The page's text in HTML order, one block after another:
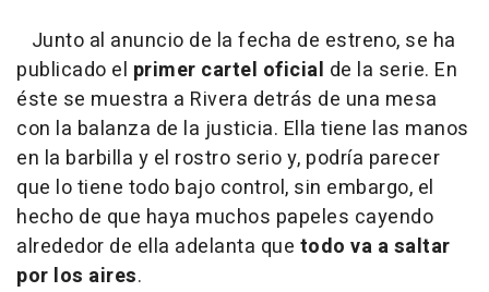
Junto al anuncio de la fecha de estreno, se ha
publicado el primer cartel oficial de la serie. En
éste se muestra a Rivera detrás de una mesa
con la balanza de la justicia. Ella tiene las manos
en la barbilla y el rostro serio y, podría parecer
que lo tiene todo bajo control, sin embargo, el
hecho de que haya muchos papeles cayendo
alrededor de ella adelanta que todo va a saltar
por los aires.